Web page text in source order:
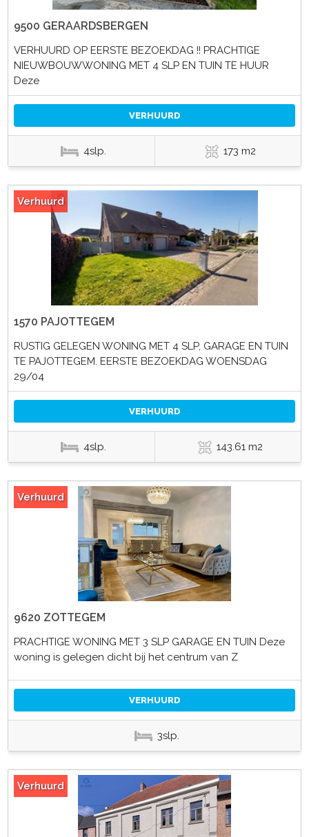
9500 GERAARDSBERGEN
VERHUURD OP EERSTE BEZOEKDAG !! PRACHTIGE
NIEUWBOUWWONING MET 4 SLP EN TUIN TE HUUR
Deze
VERHUURD
4slp. 173 m2
Verhuurd
1570 PAJOTTEGEM
RUSTIG GELEGEN WONING MET 4 SLP, GARAGE EN TUIN
TE PAJOTTEGEM. EERSTE BEZOEKDAG WOENSDAG
29/04
VERHUURD
4slp. 143.61 m2
Verhuurd
9620 ZOTTEGEM
PRACHTIGE WONING MET 3 SLP GARAGE EN TUIN Deze
woning is gelegen dicht bij het centrum van Z
VERHUURD
3slp.
Verhuurd